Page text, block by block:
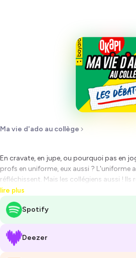
Ma vie d'ado au collège
En cravate, en jupe, ou pourquoi pas en
profs en uniforme, eux aussi ? L'uniforme
réfléchissent. Mais les collégiens aussi !
questions que vous pouvez vous poser
en classe.
Dans Ma vie d’ado “Les débats au
Un épisode réalisé par les élèves du
Reine (92)
lire plus
Spotify
Deezer